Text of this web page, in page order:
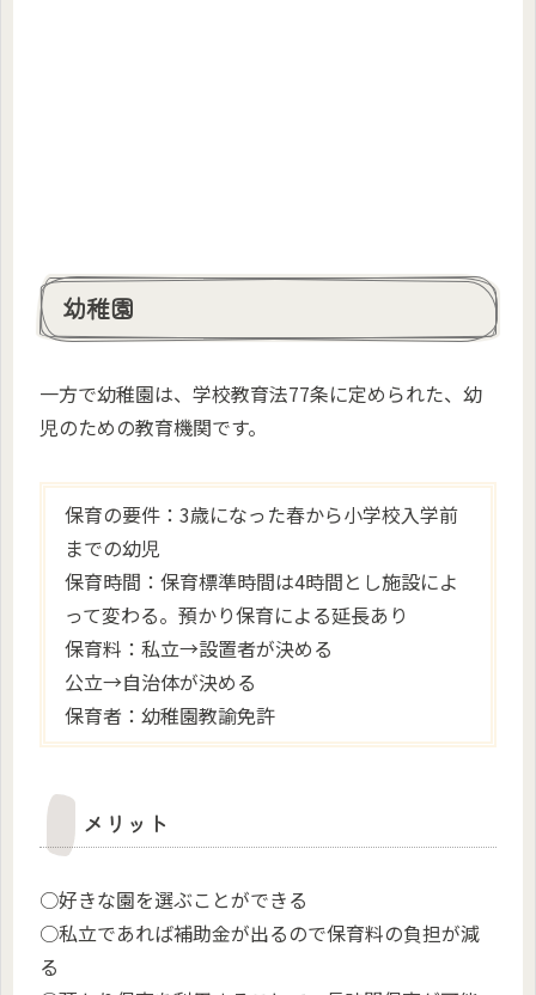
幼稚園
一方で幼稚園は、学校教育法77条に定められた、幼
児のための教育機関です。
保育の要件：3歳になった春から小学校入学前
までの幼児
保育時間：保育標準時間は4時間とし施設によ
って変わる。預かり保育による延長あり
保育料：私立→設置者が決める
公立→自治体が決める
保育者：幼稚園教諭免許
メリット
○好きな園を選ぶことができる
○私立であれば補助金が出るので保育料の負担が減
る